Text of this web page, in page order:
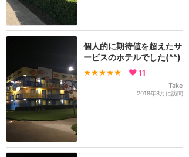
個人的に期待値を超えたサ
ービスのホテルでした(^^)
★★★★★ 11
Take
2018年8月に訪問